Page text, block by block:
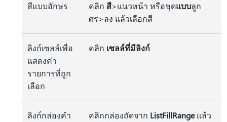
สีแบบอักษร คลิก สี>แนวหน้า หรือชุดแบบลูก
ศร>ลง แล้วเลือกสี
ลิงก์เซลล์เพื่อ
แสดงค่า
รายการที่ถูก
เลือก
คลิก เซลล์ที่มีลิงก์
ลิงก์กล่องคำ
คลิกกล่องถัดจาก ListFillRangeแล้ว